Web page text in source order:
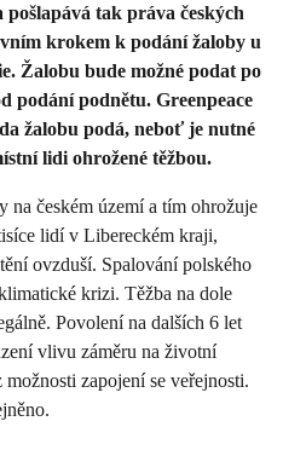
tak práva českých
krokem k podání žaloby u
Žalobu bude možné podat po
podání podnětu. Greenpeace
žalobu podá, neboť je nutné
lidi ohrožené těžbou.
českém území a tím ohrožuje
lidí v Libereckém kraji,
ovzduší. Spalování polského
krizi. Těžba na dole
Povolení na dalších 6 let
vlivu záměru na životní
zapojení se veřejnosti.